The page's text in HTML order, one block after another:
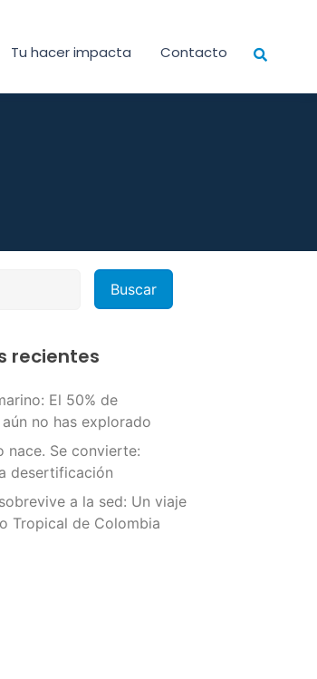
Tu hacer impacta Contacto
recientes
El 50% de
no has explorado
nace. Se convierte:
desertificación
a la sed: Un viaje
Tropical de Colombia